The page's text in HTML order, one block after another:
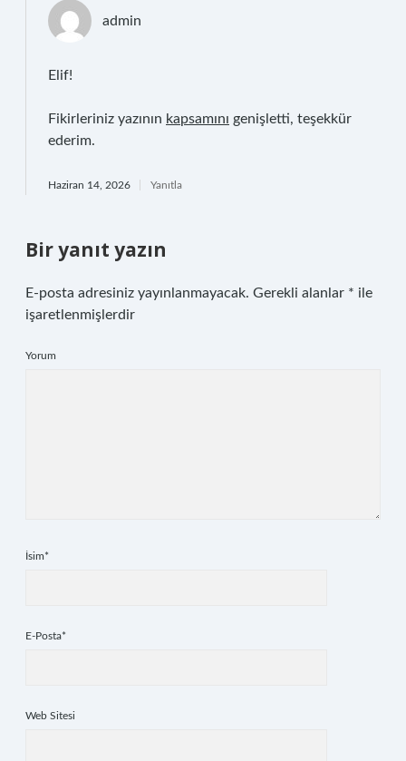
admin
Elif!
Fikirleriniz yazının kapsamını genişletti, teşekkür
ederim.
Haziran 14, 2026 Yanıtla
Bir yanıt yazın
E-posta adresiniz yayınlanmayacak. Gerekli alanlar * ile
işaretlenmişlerdir
Yorum
İsim*
E-Posta*
Web Sitesi